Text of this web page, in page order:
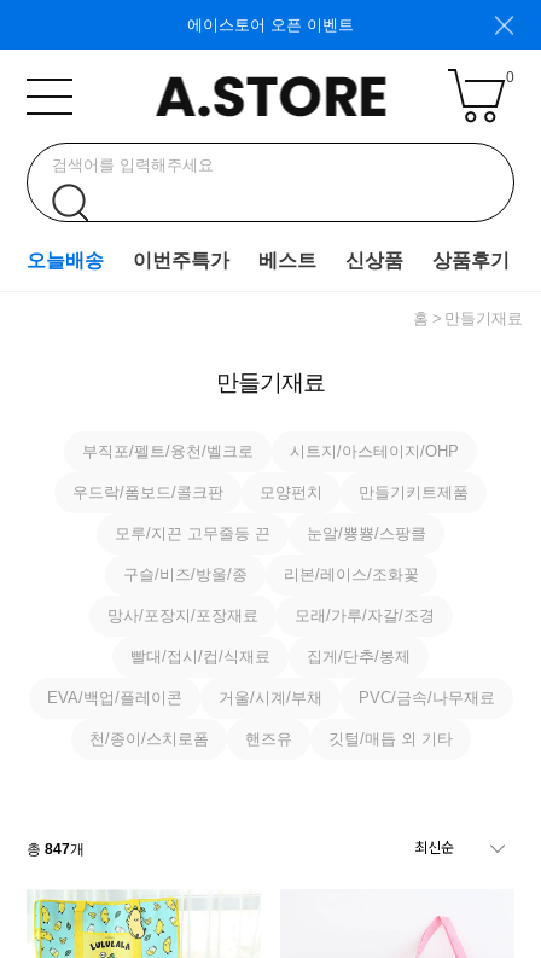
에이스토어 오픈 이벤트
0
오늘배송 이번주특가 베스트 신상품 상품후기
홈 만들기재료
만들기재료
부직포/펠트/융천/벨크로 시트지/아스테이지/OHP
우드락/폼보드/콜크판 모양펀치 만들기키트제품
모루/지끈 고무줄등 끈 눈알/뿅뿅/스팡클
구슬/비즈/방울/종 리본/레이스/조화꽃
망사/포장지/포장재료 모래/가루/자갈/조경
빨대/접시/컵/식재료 집게/단추/봉제
EVA/백업/플레이콘 거울/시계/부채 PVC/금속/나무재료
천/종이/스치로폼 핸즈유 깃털/매듭 외 기타
총847개